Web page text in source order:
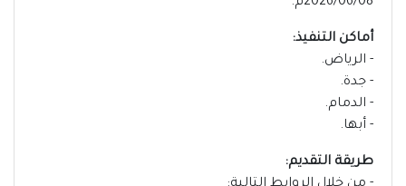
أماكن التنفيذ:
- الرياض.
- جدة.
- الدمام.
- أبها.
طريقة التقديم: